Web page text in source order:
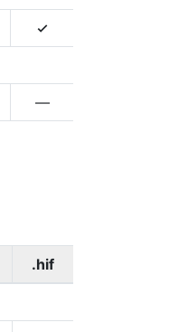
4
—
.hif